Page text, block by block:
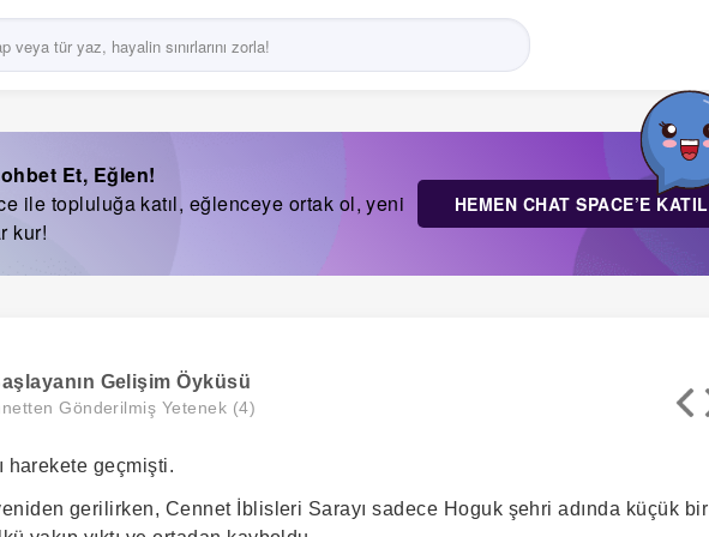
Et, Eğlen!
ile topluluğa katıl, eğlenceye ortak ol, yeni
kur!
HEMEN CHAT SPACE’E KATIL
Gelişim Öyküsü
Gönderilmiş Yetenek (4)
harekete geçmişti.
gerilirken, Cennet İblisleri Sarayı sadece Hoguk şehri adında küçük bir